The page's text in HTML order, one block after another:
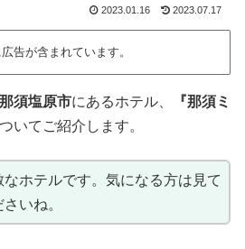
2023.01.16 2023.07.17
告が含まれています。
須塩原市にあるホテル、
『那須ミ
いてご紹介します。
なホテルです。気になる方は見て
いね。